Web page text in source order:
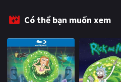
Có thể bạn muốn xem